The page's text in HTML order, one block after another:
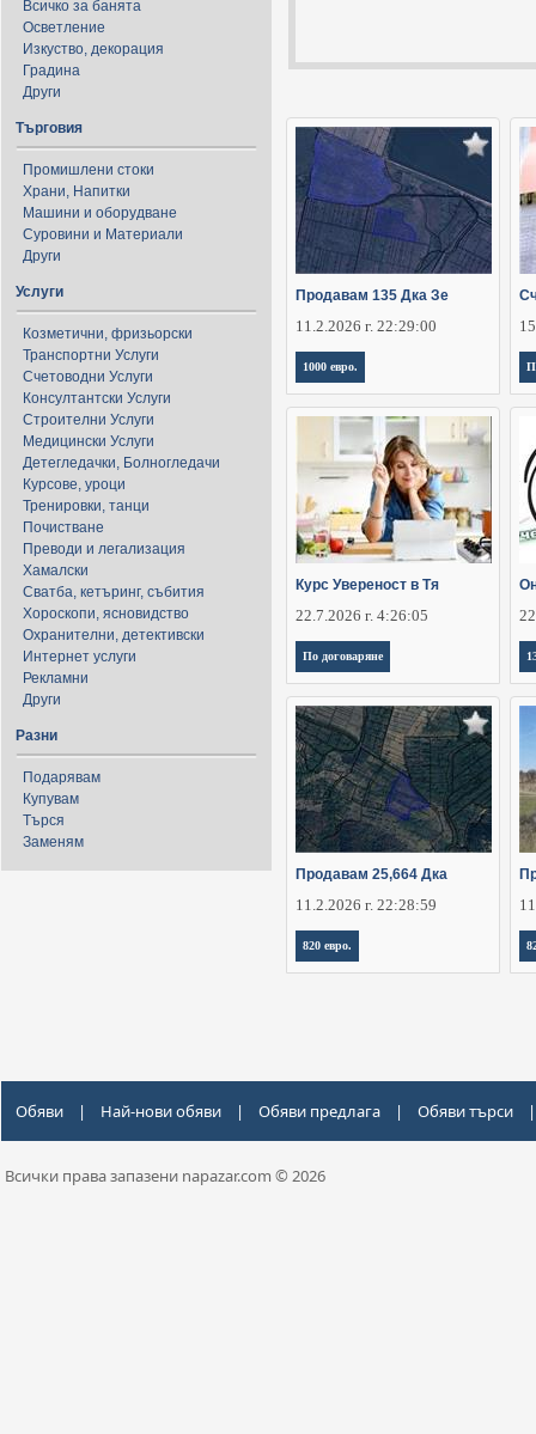
Всичко за банята
Осветление
Изкуство, декорация
Градина
Други
Търговия
Промишлени стоки
Храни, Напитки
Машини и оборудване
Суровини и Материали
Други
Услуги
Козметични, фризьорски
Транспортни Услуги
Счетоводни Услуги
Консултантски Услуги
Строителни Услуги
Медицински Услуги
Детегледачки, Болногледачи
Курсове, уроци
Тренировки, танци
Почистване
Преводи и легализация
Хамалски
Сватба, кетъринг, събития
Хороскопи, ясновидство
Охранителни, детективски
Интернет услуги
Рекламни
Други
Разни
Подарявам
Купувам
Търся
Заменям
Продавам 135 Дка Зе
11.2.2026 г. 22:29:00
1000 евро.
Курс Увереност в Тя
22.7.2026 г. 4:26:05
По договаряне
Продавам 25,664 Дка
11.2.2026 г. 22:28:59
820 евро.
Обяви | Най-нови обяви | Обяви предлага | Обяви търси |
Всички права запазени napazar.com © 2026